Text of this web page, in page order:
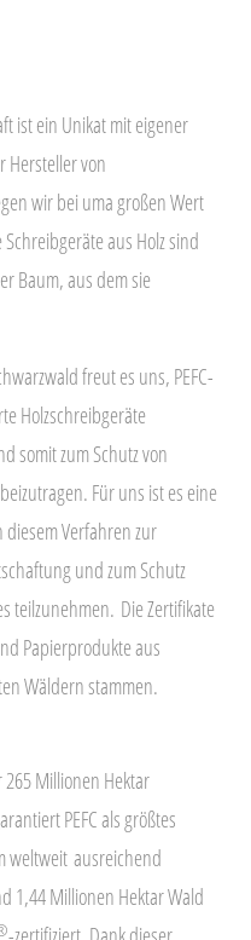
ist ein Unikat mit eigener
Hersteller von
wir bei uma großen Wert
aus Holz sind
Baum, aus dem sie
freut es uns, PEFC-
Holzschreibgeräte
somit zum Schutz von
Für uns ist es eine
Verfahren zur
und zum Schutz
teilzunehmen. Die Zertifikate
Papierprodukte aus
Wäldern stammen.
Millionen Hektar
PEFC als größtes
weltweit ausreichend
1,44 Millionen Hektar Wald